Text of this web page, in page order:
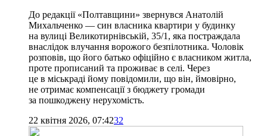
До редакції «Полтавщини» звернувся Анатолій
Михальченко — син власника квартири у будинку
на вулиці Великотирнівській, 35/1, яка постраждала
внаслідок влучання ворожого безпілотника. Чоловік
розповів, що його батько офіційно є власником житла,
проте прописаний та проживає в селі. Через
це в міськраді йому повідомили, що він, ймовірно,
не отримає компенсації з бюджету громади
за пошкоджену нерухомість.
22 квітня 2026, 07:4232